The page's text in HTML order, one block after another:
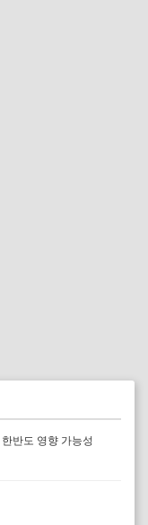
반도 영향 가능성